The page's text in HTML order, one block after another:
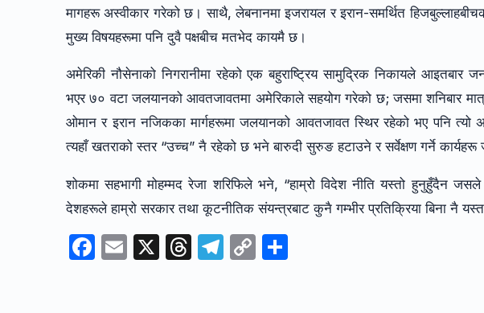
मागहरू अस्वीकार गरेको छ। साथै, लेबनानमा इजरायल र इरान-समर्थित
मुख्य विषयहरूमा पनि दुवै पक्षबीच मतभेद कायमै छ।
अमेरिकी नौसेनाको निगरानीमा रहेको एक बहुराष्ट्रिय सामुद्रिक निकायले आइतबार
भएर ७० वटा जलयानको आवतजावतमा अमेरिकाले सहयोग गरेको छ; जसमा शनिबार
ओमान र इरान नजिकका मार्गहरूमा जलयानको आवतजावत स्थिर रहेको भए पनि त्यो
त्यहाँ खतराको स्तर “उच्च” नै रहेको छ भने बारुदी सुरुङ हटाउने र सर्वेक्षण गर्ने कार्यहरू
शोकमा सहभागी मोहम्मद रेजा शरिफिले भने, “हाम्रो विदेश नीति यस्तो हुनुहुँदैन
देशहरूले हाम्रो सरकार तथा कूटनीतिक संयन्त्रबाट कुनै गम्भीर प्रतिक्रिया बिना नै
F
E
X
T
T
C